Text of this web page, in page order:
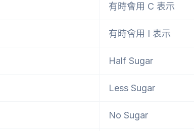
有時會用 C 表示
有時會用 I 表示
Half Sugar
Less Sugar
No Sugar